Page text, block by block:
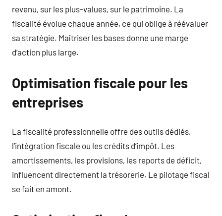
revenu, sur les plus-values, sur le patrimoine. La
fiscalité évolue chaque année, ce qui oblige à réévaluer
sa stratégie. Maîtriser les bases donne une marge
d’action plus large.
Optimisation fiscale pour les
entreprises
La fiscalité professionnelle offre des outils dédiés,
l’intégration fiscale ou les crédits d’impôt. Les
amortissements, les provisions, les reports de déficit,
influencent directement la trésorerie. Le pilotage fiscal
se fait en amont.